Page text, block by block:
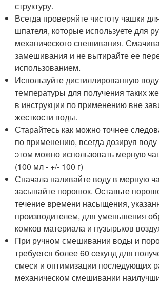
структуру.
Всегда проверяйте чистоту чашки
шпателя, которые используете для
механического спешивания.
замешивания и не вытирайте ее
использованием.
Используйте дистиллированную
температуры для получения таких же
в инструкции по применению вне
жесткости воды.
Старайтесь как можно точнее
по применению, всегда дозируя
этом можно использовать мерную
(100 мл - +/- 100 г)
Сначала наливайте воду в мерную
засыпайте порошок. Оставьте
течение времени насыщения,
производителем, для уменьшения
комков материала и пузырьков
При ручном смешивании воды и
требуется более 60 секунд для
смеси и оптимизации последующих
механическом смешивании